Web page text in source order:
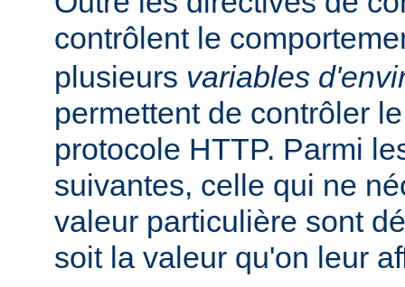
contrôlent le
plusieurs variables
permettent de contrôler
protocole HTTP. Parmi
suivantes, celle qui ne
valeur particulière sont
soit la valeur qu'on leur